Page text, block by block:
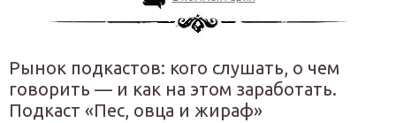
Рынок подкастов: кого слушать, о чем
говорить — и как на этом заработать.
Подкаст «Пес, овца и жираф»